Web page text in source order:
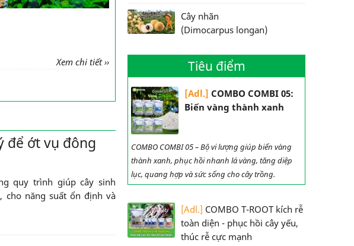
Xem chi tiết ››
để ớt vụ đông
quy trình giúp cây sinh
cho năng suất ổn định và
Cây nhãn
(Dimocarpus longan)
Tiêu điểm
[Adl.] COMBO COMBI 05:
Biến vàng thành xanh
COMBO COMBI 05 – Bộ vi lượng giúp biến vàng
thành xanh, phục hồi nhanh lá vàng, tăng diệp
lục, quang hợp và sức sống cho cây trồng.
[Adl.] COMBO T-ROOT kích rễ
toàn diện - phục hồi cây yếu,
thúc rễ cực mạnh